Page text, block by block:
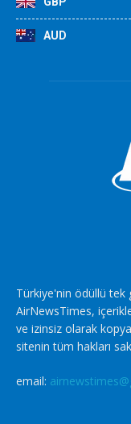
AUD
Türkiye'nin ödüllü tek
AirNewsTimes,
ve izinsiz olarak
sitenin tüm hakları
email: